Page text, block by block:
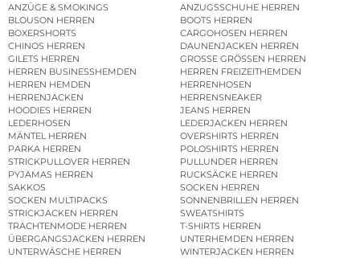
ANZÜGE & SMOKINGS
ANZUGSSCHUHE HERREN
BLOUSON HERREN
BOOTS HERREN
BOXERSHORTS
CARGOHOSEN HERREN
CHINOS HERREN
DAUNENJACKEN HERREN
GILETS HERREN
GROSSE GRÖSSEN HERREN
HERREN BUSINESSHEMDEN
HERREN FREIZEITHEMDEN
HERREN HEMDEN
HERRENHOSEN
HERRENJACKEN
HERRENSNEAKER
HOODIES HERREN
JEANS HERREN
LEDERHOSEN
LEDERJACKEN HERREN
MÄNTEL HERREN
OVERSHIRTS HERREN
PARKA HERREN
POLOSHIRTS HERREN
STRICKPULLOVER HERREN
PULLUNDER HERREN
PYJAMAS HERREN
RUCKSÄCKE HERREN
SAKKOS
SOCKEN HERREN
SOCKEN MULTIPACKS
SONNENBRILLEN HERREN
STRICKJACKEN HERREN
SWEATSHIRTS
TRACHTENMODE HERREN
T-SHIRTS HERREN
ÜBERGANGSJACKEN HERREN
UNTERHEMDEN HERREN
UNTERWÄSCHE HERREN
WINTERJACKEN HERREN